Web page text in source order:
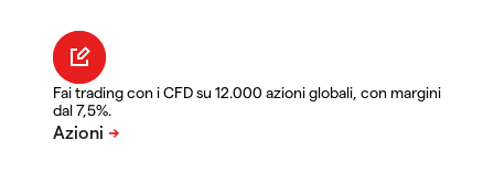
Fai trading con i CFD su 12.000 azioni globali, con margini
dal 7,5%.